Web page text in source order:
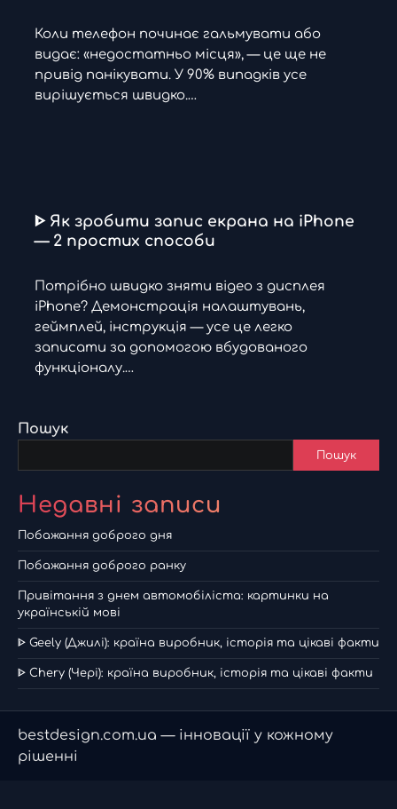
Коли телефон починає гальмувати або
видає: «недостатньо місця», — це ще не
привід панікувати. У 90% випадків усе
вирішується швидко.…
ᐈ Як зробити запис екрана на iPhone
— 2 простих способи
Потрібно швидко зняти відео з дисплея
iPhone? Демонстрація налаштувань,
геймплей, інструкція — усе це легко
записати за допомогою вбудованого
функціоналу.…
Пошук
Пошук
Недавні записи
Побажання доброго дня
Побажання доброго ранку
Привітання з днем автомобіліста: картинки на
українській мові
ᐈ Geely (Джилі): країна виробник, історія та цікаві факти
ᐈ Chery (Чері): країна виробник, історія та цікаві факти
bestdesign.com.ua — інновації у кожному
рішенні